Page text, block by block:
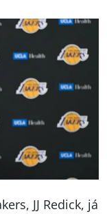
JJ Redick, já